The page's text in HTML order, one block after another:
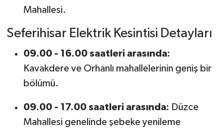
Mahallesi.
Seferihisar Elektrik Kesintisi Detayları
09.00 - 16.00 saatleri arasında:
Kavakdere ve Orhanlı mahallelerinin geniş bir
bölümü.
09.00 - 17.00 saatleri arasında: Düzce
Mahallesi genelinde şebeke yenileme